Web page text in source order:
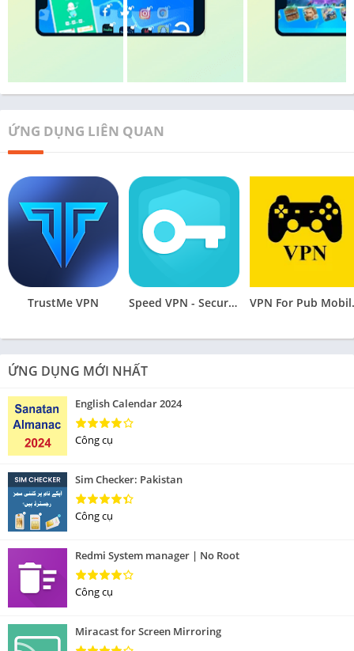
ỨNG DỤNG LIÊN QUAN
TrustMe VPN Speed VPN - Secure VPN Proxy
ỨNG DỤNG MỚI NHẤT
English Calendar 2024
Công cụ
Sim Checker: Pakistan
Công cụ
Redmi System manager | No Root
Công cụ
Miracast for Screen Mirroring